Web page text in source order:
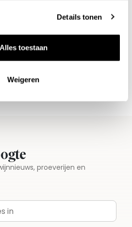
Details tonen
Alles toestaan
Weigeren
direct van de wijnboer
uur besteld, morgen in huis
vanaf €115,00
proeverijen en